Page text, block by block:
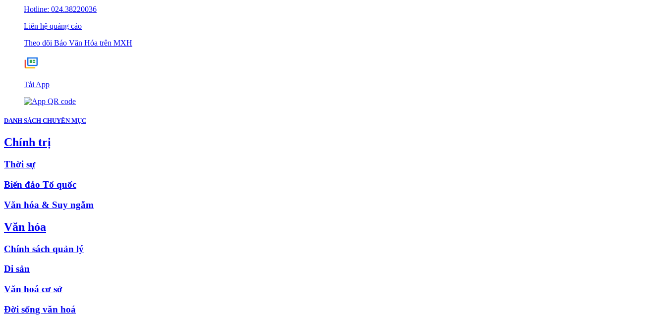
Hotline: 024.38220036
Liên hệ quảng cáo
Theo dõi Báo Văn Hóa trên MXH
Tải App
DANH SÁCH CHUYÊN MỤC
Chính trị
Thời sự
Biển đảo Tổ quốc
Văn hóa & Suy ngẫm
Văn hóa
Chính sách quản lý
Di sản
Văn hoá cơ sở
Đời sống văn hoá